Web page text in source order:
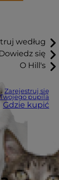
według
Dowiedz się
O Hill's
Zarejestruj się
pupila
Gdzie kupić